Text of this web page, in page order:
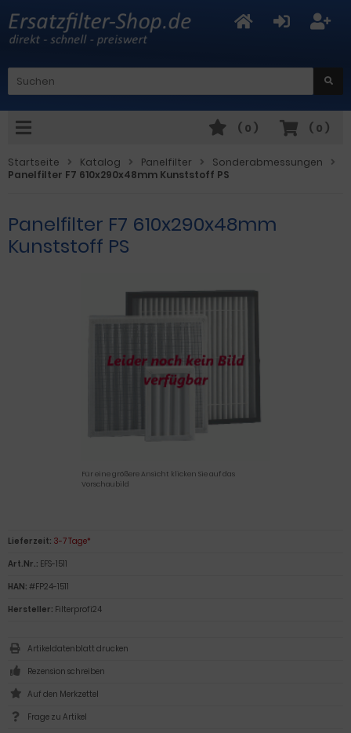
( 0 )
( 0 )
Startseite Katalog Panelfilter
Sonderabmessungen
Panelfilter F7 610x290x48mm Kunststoff PS
Panelfilter F7 610x290x48mm
Kunststoff PS
Für eine größere Ansicht klicken Sie auf das
Vorschaubild
Lieferzeit: 3-7 Tage*
Art.Nr.: EFS-1511
HAN: #FP24-1511
Hersteller: Filterprofi24
Artikeldatenblatt drucken
Rezension schreiben
Frage zu Artikel